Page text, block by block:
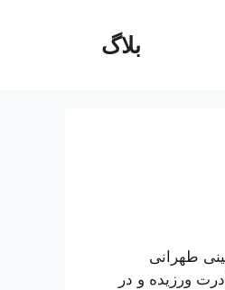
بلاگ
طهرانی
ورزیده و در